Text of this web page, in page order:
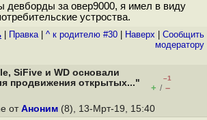
девборды за овер9000, я имел в виду
устроства.
Правка| ^ к родителю #30 Наверх
Cообщить
модератору
SiFive и WD основали
продвижения открытых..."
–1
+ / –
от Аноним (8), 13-Мрт-19, 15:40